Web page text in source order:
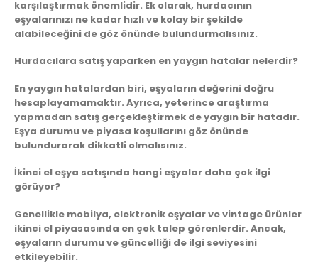
karşılaştırmak önemlidir. Ek olarak, hurdacının
eşyalarınızı ne kadar hızlı ve kolay bir şekilde
alabileceğini de göz önünde bulundurmalısınız.
Hurdacılara satış yaparken en yaygın hatalar nelerdir?
En yaygın hatalardan biri, eşyaların değerini doğru
hesaplayamamaktır. Ayrıca, yeterince araştırma
yapmadan satış gerçekleştirmek de yaygın bir hatadır.
Eşya durumu ve piyasa koşullarını göz önünde
bulundurarak dikkatli olmalısınız.
İkinci el eşya satışında hangi eşyalar daha çok ilgi
görüyor?
Genellikle mobilya, elektronik eşyalar ve vintage ürünler
ikinci el piyasasında en çok talep görenlerdir. Ancak,
eşyaların durumu ve güncelliği de ilgi seviyesini
etkileyebilir.